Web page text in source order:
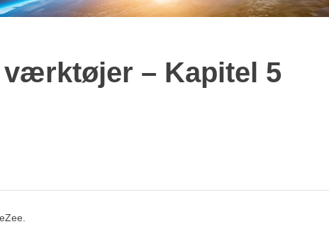
værktøjer – Kapitel 5